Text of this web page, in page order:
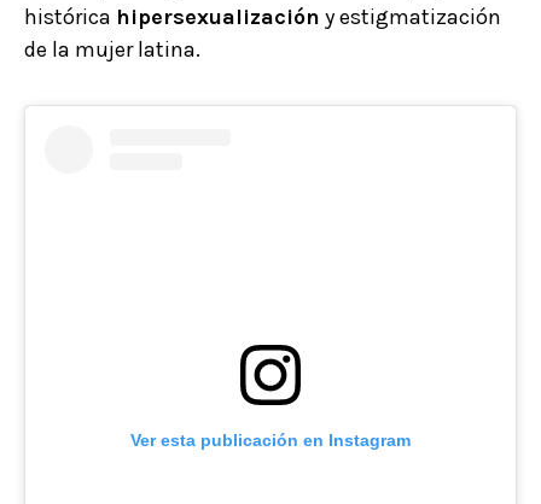
histórica hipersexualización y estigmatización
de la mujer latina.
Ver esta publicación en Instagram